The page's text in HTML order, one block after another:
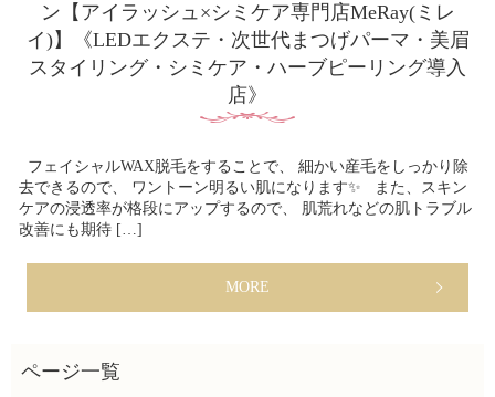
ン【アイラッシュ×シミケア専門店MeRay(ミレ
イ)】《LEDエクステ・次世代まつげパーマ・美眉
スタイリング・シミケア・ハーブピーリング導入
店》
フェイシャルWAX脱毛をすることで、 細かい産毛をしっかり除
去できるので、 ワントーン明るい肌になります✨ また、スキン
ケアの浸透率が格段にアップするので、 肌荒れなどの肌トラブル
改善にも期待 […]
MORE